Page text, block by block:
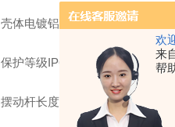
欢
来
帮
壳体电镀铝
保护等级IP67
摆动杆长度